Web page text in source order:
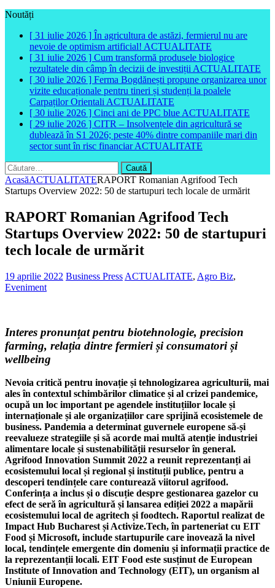
Noutăți
[ 31 iulie 2026 ] În agricultura de astăzi, fermierul nu are
nevoie de optimism artificial! ACTUALITATE
[ 31 iulie 2026 ] Cum transformă produsele biologice
rezultatele din câmp în decizii de investiții ACTUALITATE
[ 30 iulie 2026 ] Ferma Bogdănești propune organizarea unor
vizite educaționale pentru tineri și studenți la poalele
Carpaților Orientali ACTUALITATE
[ 30 iulie 2026 ] Cinci ani de PPC blue ACTUALITATE
[ 29 iulie 2026 ] CITR – Insolvențele din agricultură se
dublează în S1 2026; peste 40% dintre companiile mari din
sector sunt în risc financiarACTUALITATE
Caută
după:
AcasăACTUALITATERAPORT Romanian Agrifood Tech
Startups Overview 2022: 50 de startupuri tech locale de urmărit
RAPORT Romanian Agrifood Tech
Startups Overview 2022: 50 de startupuri
tech locale de urmărit
19 aprilie 2022 Business Press ACTUALITATE, Agro Biz,
Eveniment
Interes pronunțat pentru biotehnologie, precision
farming, relația dintre fermieri și consumatori și
wellbeing
Nevoia critică pentru inovație și tehnologizarea agriculturii, mai
ales în contextul schimbărilor climatice și al crizei pandemice,
ocupă un loc important pe agendele instituțiilor locale și
internaționale și ale organizațiilor care sprijină ecosistemele de
business. Pandemia a determinat guvernele europene să-și
reevalueze strategiile și să acorde mai multă atenție industriei
alimentare locale și sustenabilității resurselor în general.
Agrifood Innovation Summit 2022 a reunit reprezentanți ai
ecosistemului local și regional și instituții publice, pentru a
descoperi tendințele care conturează viitorul agrifood.
Conferința a inclus și o discuție despre gestionarea gazelor cu
efect de seră în agricultură și lansarea ediției 2022 a mapării
ecosistemului local de agritech și foodtech. Raportul realizat de
Impact Hub Bucharest și Activize.Tech, în parteneriat cu EIT
Food și Microsoft, include startupurile care inovează la nivel
local, tendințele emergente din domeniu și informații practice de
la reprezentanții locali. EIT Food este susținut de European
Institute of Innovation and Technology (EIT), un organism al
Uniunii Europene.